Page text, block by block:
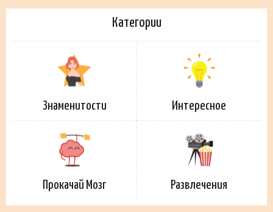
Категории
Знаменитости Интересное
Прокачай Мозг Развлечения